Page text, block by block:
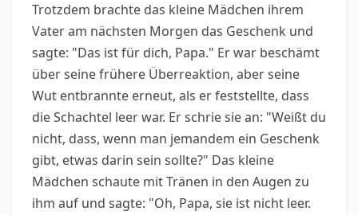
Trotzdem brachte das kleine Mädchen ihrem
Vater am nächsten Morgen das Geschenk und
sagte: "Das ist für dich, Papa." Er war beschämt
über seine frühere Überreaktion, aber seine
Wut entbrannte erneut, als er feststellte, dass
die Schachtel leer war. Er schrie sie an: "Weißt du
nicht, dass, wenn man jemandem ein Geschenk
gibt, etwas darin sein sollte?" Das kleine
Mädchen schaute mit Tränen in den Augen zu
ihm auf und sagte: "Oh, Papa, sie ist nicht leer.